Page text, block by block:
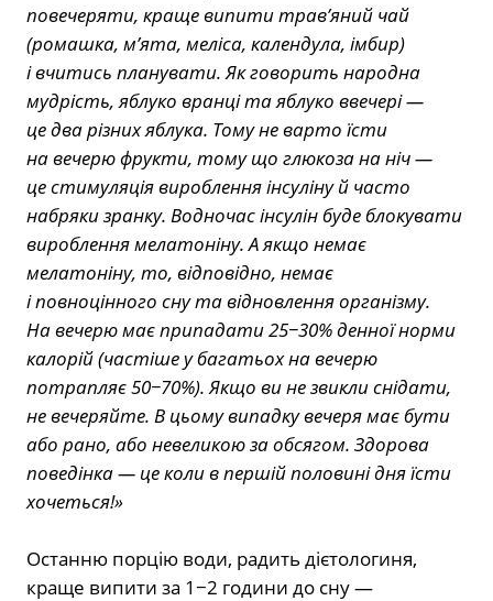
повечеряти, краще випити трав’яний чай
(ромашка, м’ята, меліса, календула, імбир)
і вчитись планувати. Як говорить народна
мудрість, яблуко вранці та яблуко ввечері —
це два різних яблука. Тому не варто їсти
на вечерю фрукти, тому що глюкоза на ніч —
це стимуляція вироблення інсуліну й часто
набряки зранку. Водночас інсулін буде блокувати
вироблення мелатоніну. А якщо немає
мелатоніну, то, відповідно, немає
і повноцінного сну та відновлення організму.
На вечерю має припадати 25−30% денної норми
калорій (частіше у багатьох на вечерю
потрапляє 50−70%). Якщо ви не звикли снідати,
не вечеряйте. В цьому випадку вечеря має бути
або рано, або невеликою за обсягом. Здорова
поведінка — це коли в першій половині дня їсти
хочеться!»
Останню порцію води, радить дієтологиня,
краще випити за 1−2 години до сну —